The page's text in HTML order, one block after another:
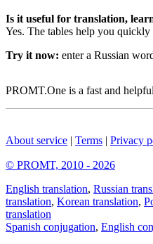
Is it useful for translation,
Yes. The tables help you
Try it now: enter a Russian
PROMT.One is a fast and
About service | Terms | Privacy
© PROMT, 2010 - 2026
English translation, Russian
translation, Korean translation,
translation
Spanish conjugation, English